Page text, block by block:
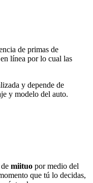
de primas de
línea por lo cual las
y depende de
y modelo del auto.
miituo por medio del
que tú lo decidas,